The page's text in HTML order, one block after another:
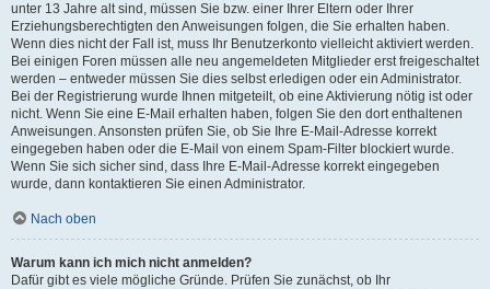
unter 13 Jahre alt sind, müssen Sie bzw. einer Ihrer Eltern oder Ihrer
Erziehungsberechtigten den Anweisungen folgen, die Sie erhalten haben.
Wenn dies nicht der Fall ist, muss Ihr Benutzerkonto vielleicht aktiviert werden.
Bei einigen Foren müssen alle neu angemeldeten Mitglieder erst freigeschaltet
werden – entweder müssen Sie dies selbst erledigen oder ein Administrator.
Bei der Registrierung wurde Ihnen mitgeteilt, ob eine Aktivierung nötig ist oder
nicht. Wenn Sie eine E-Mail erhalten haben, folgen Sie den dort enthaltenen
Anweisungen. Ansonsten prüfen Sie, ob Sie Ihre E-Mail-Adresse korrekt
eingegeben haben oder die E-Mail von einem Spam-Filter blockiert wurde.
Wenn Sie sich sicher sind, dass Ihre E-Mail-Adresse korrekt eingegeben
wurde, dann kontaktieren Sie einen Administrator.
Nach oben
Warum kann ich mich nicht anmelden?
Dafür gibt es viele mögliche Gründe. Prüfen Sie zunächst, ob Ihr